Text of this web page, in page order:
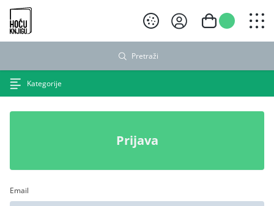
Hoću knjigu crni logo
Pretraži
Kategorije
Prijava
Email